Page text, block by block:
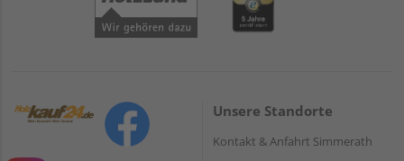
Unsere Standorte
Kontakt & Anfahrt Simmerath